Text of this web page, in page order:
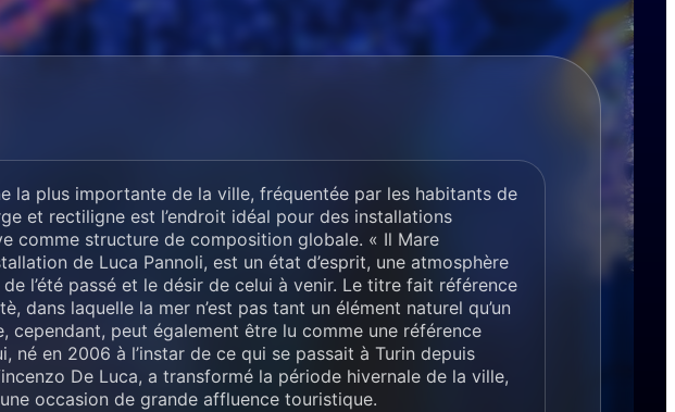
la plus importante de la ville, fréquentée par les habitants de
et rectiligne est l’endroit idéal pour des installations
comme structure de composition globale. « Il Mare
de Luca Pannoli, est un état d’esprit, une atmosphère
l’été passé et le désir de celui à venir. Le titre fait référence
dans laquelle la mer n’est pas tant un élément naturel qu’un
cependant, peut également être lu comme une référence
né en 2006 à l’instar de ce qui se passait à Turin depuis
De Luca, a transformé la période hivernale de la ville,
occasion de grande affluence touristique.